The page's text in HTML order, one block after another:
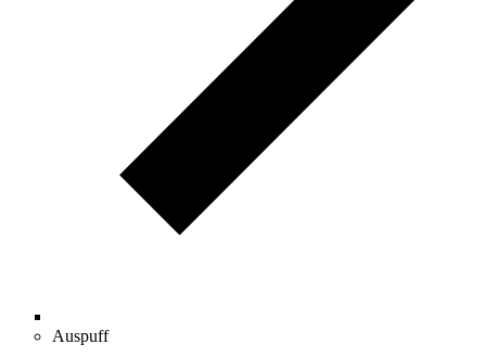
Auspuff